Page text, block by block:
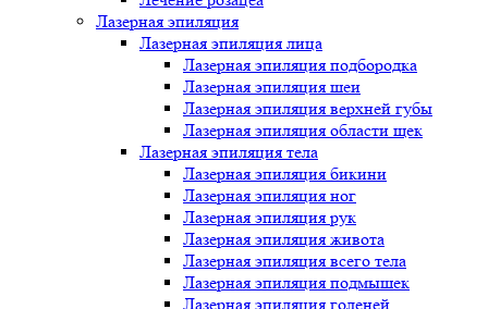
Лазерная эпиляция
Лазерная эпиляция лица
Лазерная эпиляция подбородка
Лазерная эпиляция шеи
Лазерная эпиляция верхней губы
Лазерная эпиляция области щек
Лазерная эпиляция тела
Лазерная эпиляция бикини
Лазерная эпиляция ног
Лазерная эпиляция рук
Лазерная эпиляция живота
Лазерная эпиляция всего тела
Лазерная эпиляция подмышек
Лазерная эпиляция голеней